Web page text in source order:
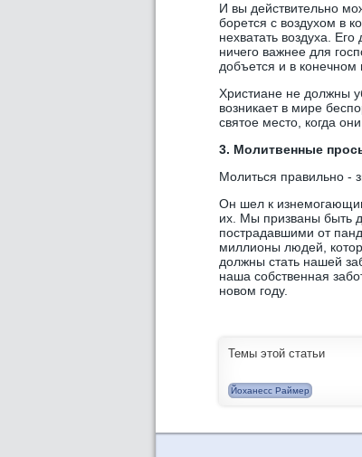
И вы действительно
борется с воздухом в
нехватать воздуха.
ничего важнее для
добъется и в конечном
Христиане не должны
возникает в мире
святое место, когда
3. Молитвенные
Молиться правильно -
Он шел к
их. Мы призваны быть
пострадавшими от
миллионы людей,
должны стать нашей
наша собственная
новом году.
Темы этой статьи
Йоханесс Раймер